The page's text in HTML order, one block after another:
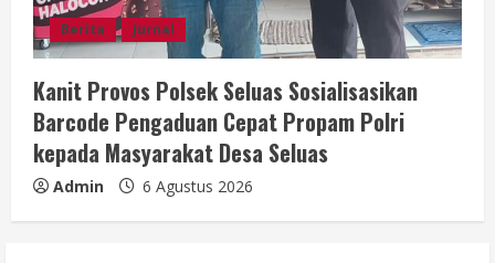
Berita Jurnal
Kanit Provos Polsek Seluas Sosialisasikan
Barcode Pengaduan Cepat Propam Polri
kepada Masyarakat Desa Seluas
Admin 6 Agustus 2026